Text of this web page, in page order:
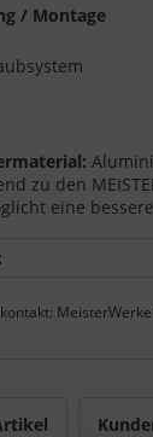
/ Montage
zu den
eine